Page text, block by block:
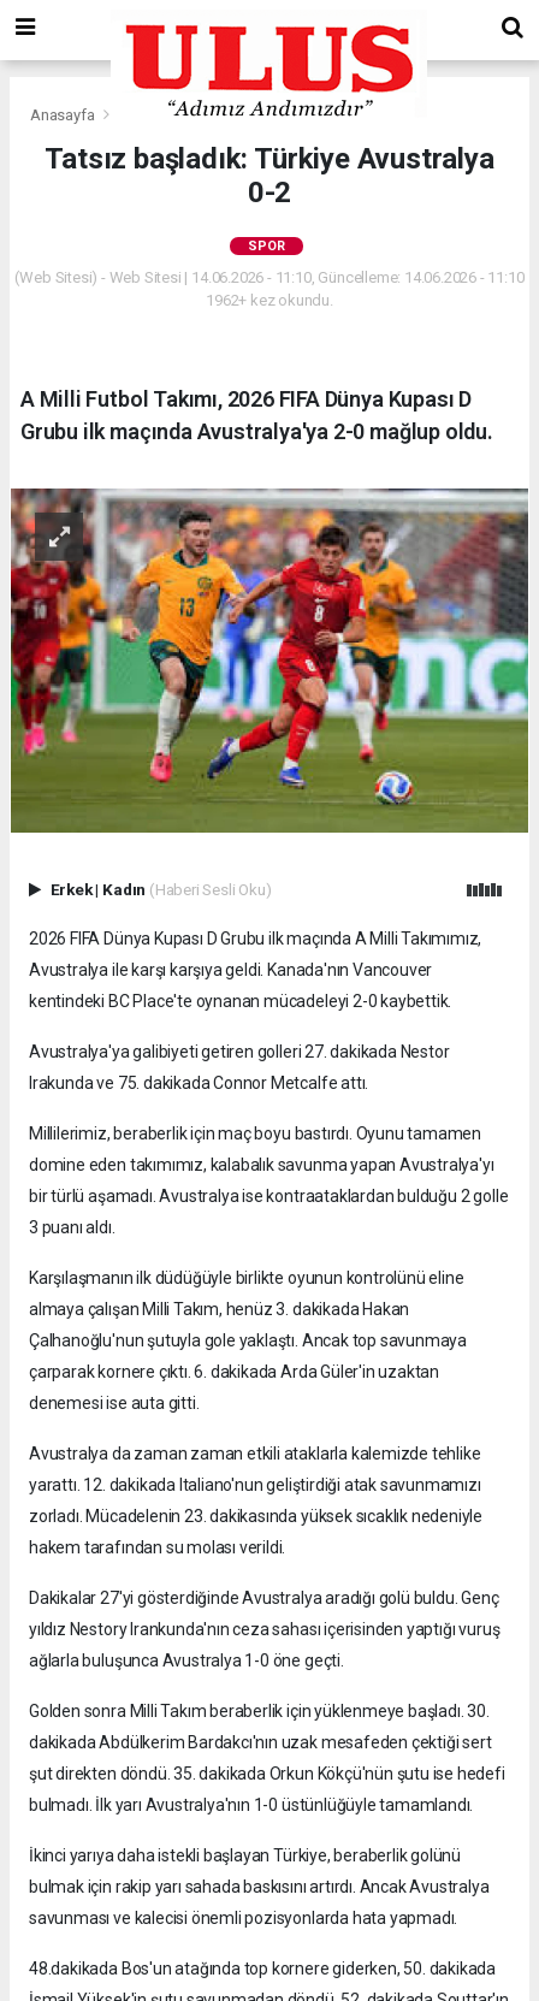
Anasayfa
Tatsız başladık: Türkiye Avustralya
0-2
SPOR
(Web Sitesi) - Web Sitesi | 14.06.2026 - 11:10, Güncelleme: 14.06.2026 - 11:10
1962+ kez okundu.
A Milli Futbol Takımı, 2026 FIFA Dünya Kupası D
Grubu ilk maçında Avustralya'ya 2-0 mağlup oldu.
Erkek| Kadın (Haberi Sesli Oku)
2026 FIFA Dünya Kupası D Grubu ilk maçında A Milli Takımımız,
Avustralya ile karşı karşıya geldi. Kanada'nın Vancouver
kentindeki BC Place'te oynanan mücadeleyi 2-0 kaybettik.
Avustralya'ya galibiyeti getiren golleri 27. dakikada Nestor
Irakunda ve 75. dakikada Connor Metcalfe attı.
Millilerimiz, beraberlik için maç boyu bastırdı. Oyunu tamamen
domine eden takımımız, kalabalık savunma yapan Avustralya'yı
bir türlü aşamadı. Avustralya ise kontraataklardan bulduğu 2 golle
3 puanı aldı.
Karşılaşmanın ilk düdüğüyle birlikte oyunun kontrolünü eline
almaya çalışan Milli Takım, henüz 3. dakikada Hakan
Çalhanoğlu'nun şutuyla gole yaklaştı. Ancak top savunmaya
çarparak kornere çıktı. 6. dakikada Arda Güler'in uzaktan
denemesi ise auta gitti.
Avustralya da zaman zaman etkili ataklarla kalemizde tehlike
yarattı. 12. dakikada Italiano'nun geliştirdiği atak savunmamızı
zorladı. Mücadelenin 23. dakikasında yüksek sıcaklık nedeniyle
hakem tarafından su molası verildi.
Dakikalar 27'yi gösterdiğinde Avustralya aradığı golü buldu. Genç
yıldız Nestory Irankunda'nın ceza sahası içerisinden yaptığı vuruş
ağlarla buluşunca Avustralya 1-0 öne geçti.
Golden sonra Milli Takım beraberlik için yüklenmeye başladı. 30.
dakikada Abdülkerim Bardakcı'nın uzak mesafeden çektiği sert
şut direkten döndü. 35. dakikada Orkun Kökçü'nün şutu ise hedefi
bulmadı. İlk yarı Avustralya'nın 1-0 üstünlüğüyle tamamlandı.
İkinci yarıya daha istekli başlayan Türkiye, beraberlik golünü
bulmak için rakip yarı sahada baskısını artırdı. Ancak Avustralya
savunması ve kalecisi önemli pozisyonlarda hata yapmadı.
48.dakikada Bos'un atağında top kornere giderken, 50. dakikada